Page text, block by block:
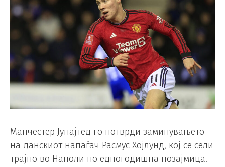
Манчестер Јунајтед го потврди заминувањето
на данскиот напаѓач Расмус Хојлунд, кој се сели
трајно во Наполи по едногодишна позајмица.